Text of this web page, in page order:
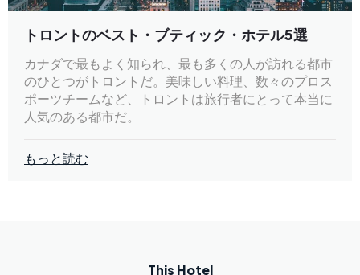
トロントのベスト・ブティック・ホテル5選
カナダで最もよく知られ、最も多くの人が訪れる都市
のひとつがトロントだ。美味しい料理、数々のプロス
ポーツチームなど、トロントは旅行者にとって本当に
人気のある都市だ。
もっと読む
This Hotel